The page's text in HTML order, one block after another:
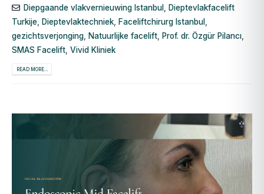
Diepgaande vlakvernieuwing Istanbul
Dieptevlakfacelift
Turkije
Dieptevlaktechniek Faceliftchirurg Istanbul
gezichtsverjonging
Natuurlijke facelift Prof. dr. Özgür Pilancı
SMAS Facelift Vivid Kliniek
READ MORE...